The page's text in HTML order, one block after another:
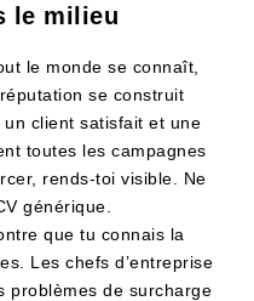
le milieu
le monde se connaît,
se construit
client satisfait et une
toutes les campagnes
rends-toi visible. Ne
générique.
que tu connais la
Les chefs d’entreprise
problèmes de surcharge